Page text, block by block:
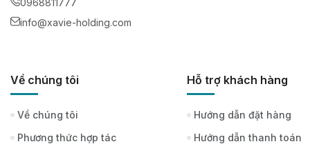
0968811777
info@xavie-holding.com
Về chúng tôi
Về chúng tôi
Phương thức hợp tác
Hỗ trợ khách hàng
Hướng dẫn đặt hàng
Hướng dẫn thanh toán